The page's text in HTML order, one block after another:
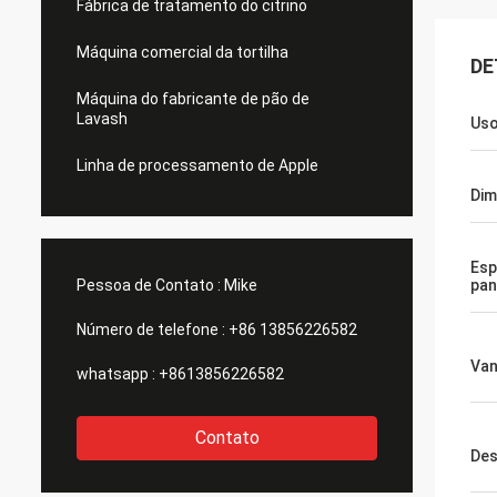
Fábrica de tratamento do citrino
Máquina comercial da tortilha
Máquina do fabricante de pão de
Lavash
Linha de processamento de Apple
Pessoa de Contato : Mike
Número de telefone : +86 13856226582
whatsapp : +8613856226582
Contato